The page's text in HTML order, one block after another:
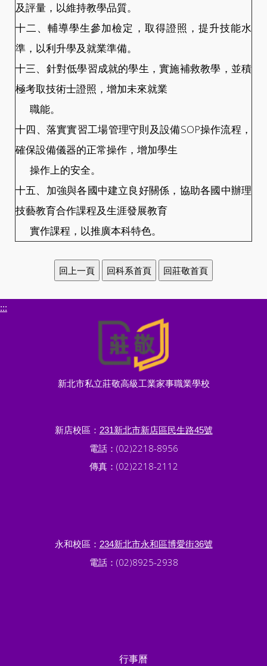
及評量，以維持教學品質。
十二、輔導學生參加檢定，取得證照，提升技能水
準，以利升學及就業準備。
十三、針對低學習成就的學生，實施補救教學，並積
極考取技術士證照，增加未來就業
職能。
十四、落實實習工場管理守則及設備SOP操作流程，
確保設備儀器的正常操作，增加學生
操作上的安全。
十五、加強與各國中建立良好關係，協助各國中辦理
技藝教育合作課程及生涯發展教育
實作課程，以推廣本科特色。
:::
新北市私立莊敬高級工業家事職業學校
新店校區： 231新北市新店區民生路45號
電話：(02)2218-8956
傳真：(02)2218-2112
永和校區： 234新北市永和區博愛街36號
電話：(02)8925-2938
行事曆